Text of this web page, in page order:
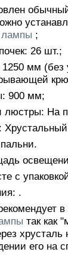
лампы ;
26 шт.;
мм (без
900 мм;
люстры: На
с
.
так как
хрусталь
его на